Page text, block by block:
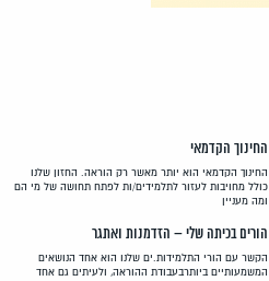
החינוך הקדמאי
החינוך הקדמאי הוא יותר מאשר רק הוראה. החזון שלנו
כולל מחויבות לעזור לתלמידים/ות לפתח תחושה של מי הם
ומה מעניין
הורים בכיתה שלי – הזדמנות ואתגר
הקשר עם הורי התלמידות.ים שלנו הוא אחד הנושאים
המשמעותיים ביותרבעבודת ההוראה, ולעיתים גם אחד